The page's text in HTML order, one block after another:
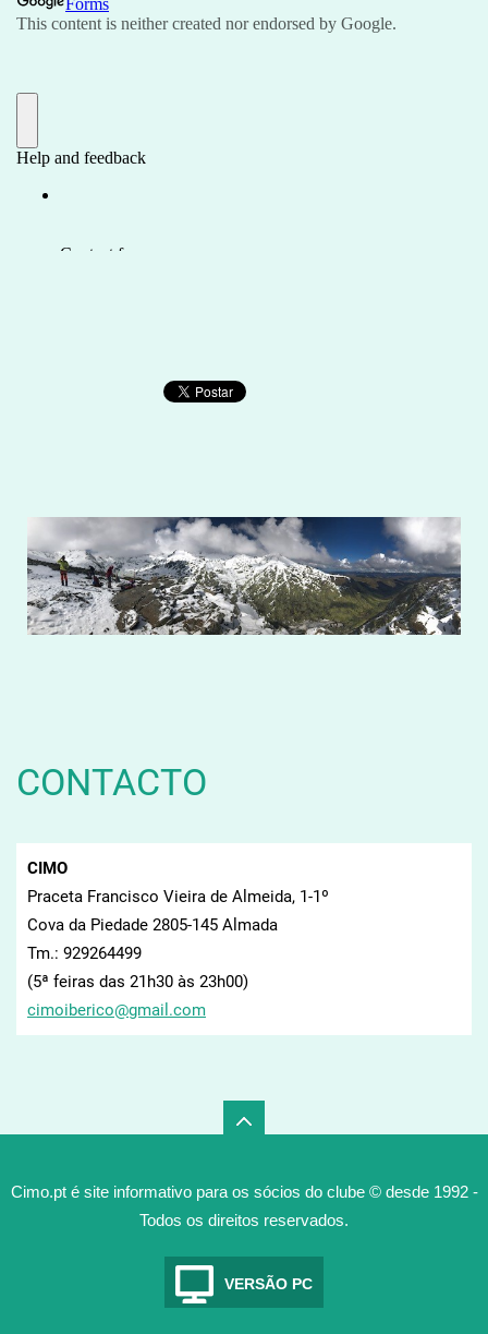
CONTACTO
CIMO
Praceta Francisco Vieira de Almeida, 1-1º
Cova da Piedade 2805-145 Almada
Tm.: 929264499
(5ª feiras das 21h30 às 23h00)
cimoiberico@gmai l.com
Cimo.pt é site informativo para os sócios do clube © desde 1992 -
Todos os direitos reservados.
VERSÃO PC